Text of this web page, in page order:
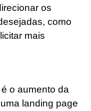
os
como
mais
o aumento da
landing page